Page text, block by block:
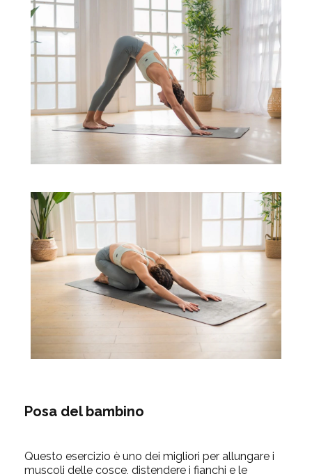
Posa del bambino
Questo esercizio è uno dei migliori per allungare i
muscoli delle cosce, distendere i fianchi e le